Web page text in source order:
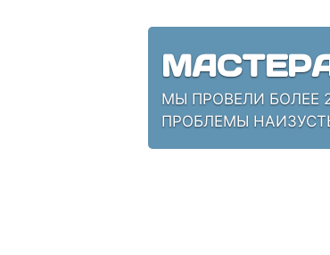
МЫ ПРОВЕЛИ БОЛЕЕ
ПРОБЛЕМЫ